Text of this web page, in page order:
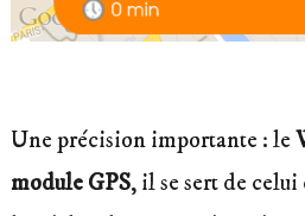
Une précision importante : le
module GPS, il se sert de